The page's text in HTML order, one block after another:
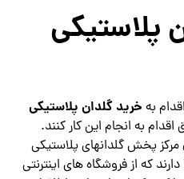
پلاستیکی
به خرید گلدان پلاستیکی
به انجام این کار کنند.
مرکز پخش گلدانهای پلاستیکی
که از فروشگاه های اینترنتی